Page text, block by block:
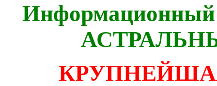
Информационный